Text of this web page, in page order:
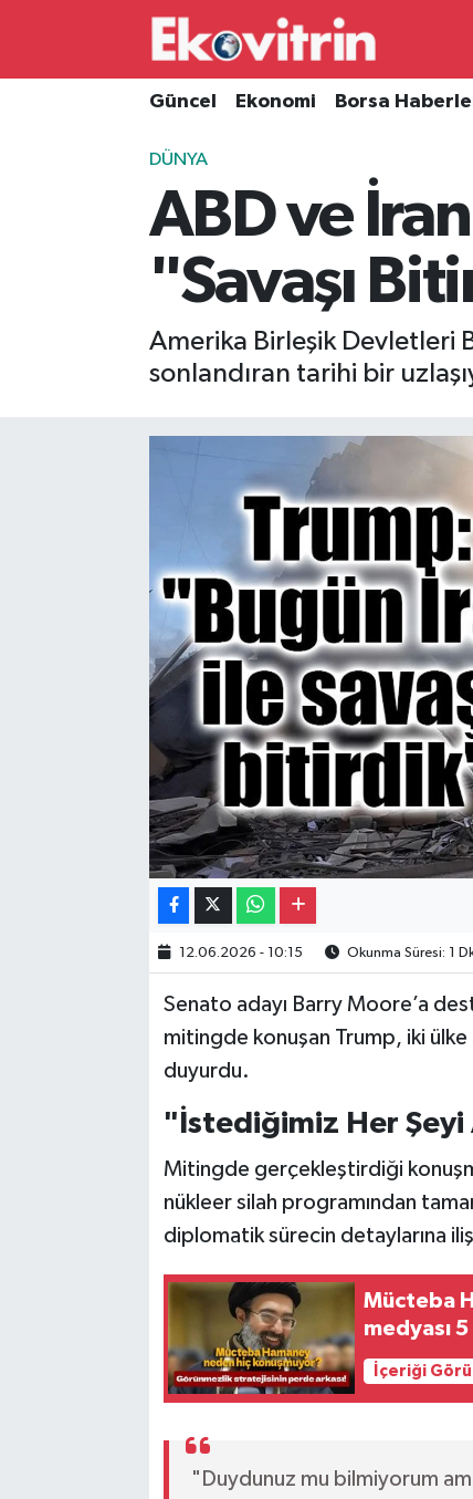
Güncel Ekonomi Borsa
DÜNYA
ABD ve
"Savaşı
Amerika Birleşik Devletleri
sonlandıran tarihi bir
12.06.2026 - 10:15 Okunma Süresi: 1
Senato adayı Barry Moore’a
mitingde konuşan Trump, iki ülke
duyurdu.
"İstediğimiz Her Şeyi
Mitingde gerçekleştirdiği
nükleer silah programından
diplomatik sürecin detaylarına
Mücteba
medyası
İçeriği
"Duydunuz mu bilmiyorum
Güncel
Borsa Haberleri
Hava Durumu
Süper Lig Puan Durumu ve Fikstür
Tüm Manşetler
Son Dakika Haberleri
Haber Arşivi